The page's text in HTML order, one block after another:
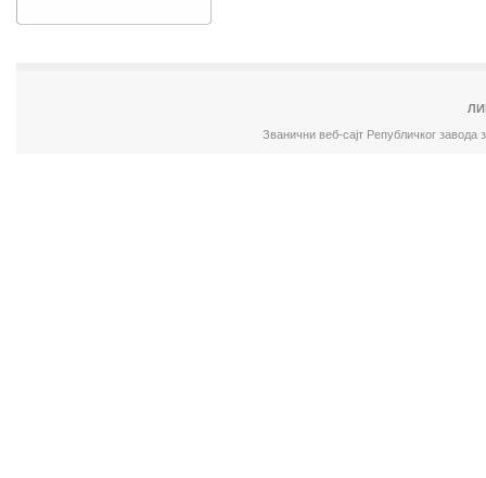
Званични веб-сајт Републичког